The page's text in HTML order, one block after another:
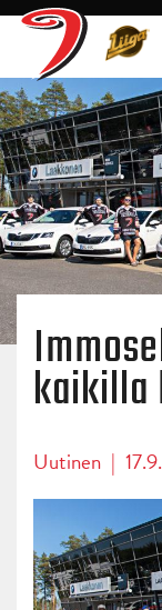
Uutinen |